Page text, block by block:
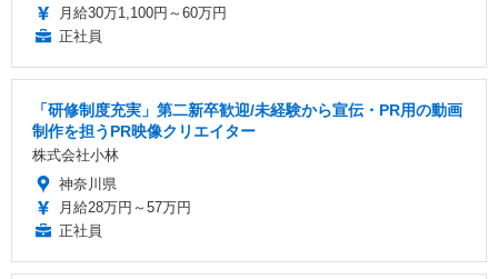
月給30万1,100円～60万円
正社員
「研修制度充実」第二新卒歓迎/未経験から宣伝・PR用の動画
制作を担うPR映像クリエイター
株式会社小林
神奈川県
月給28万円～57万円
正社員